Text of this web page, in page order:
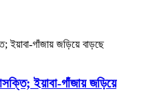
ইয়াবা-গাঁজায় জড়িয়ে